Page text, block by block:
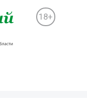
18+